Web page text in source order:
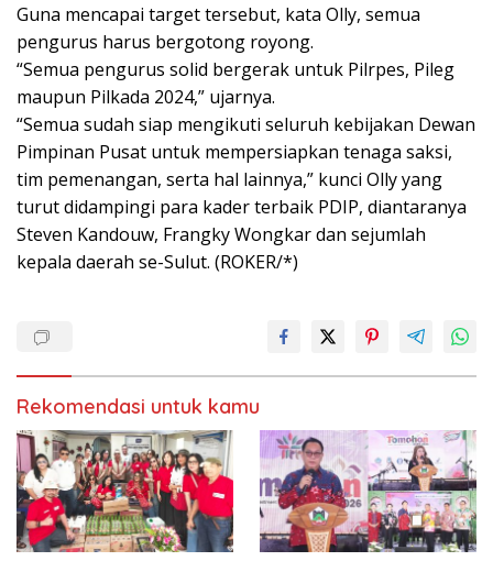
Guna mencapai target tersebut, kata Olly, semua
pengurus harus bergotong royong.
“Semua pengurus solid bergerak untuk Pilrpes, Pileg
maupun Pilkada 2024,” ujarnya.
“Semua sudah siap mengikuti seluruh kebijakan Dewan
Pimpinan Pusat untuk mempersiapkan tenaga saksi,
tim pemenangan, serta hal lainnya,” kunci Olly yang
turut didampingi para kader terbaik PDIP, diantaranya
Steven Kandouw, Frangky Wongkar dan sejumlah
kepala daerah se-Sulut. (ROKER/*)
Rekomendasi untuk kamu